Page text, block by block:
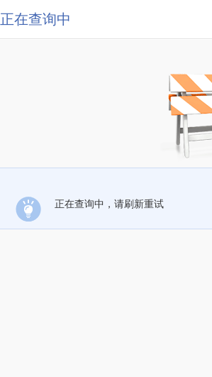
正在查询中
正在查询中，请刷新重试